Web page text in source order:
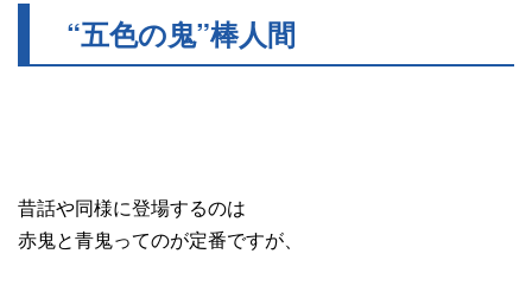
“五色の鬼”棒人間
昔話や同様に登場するのは
赤鬼と青鬼ってのが定番ですが、